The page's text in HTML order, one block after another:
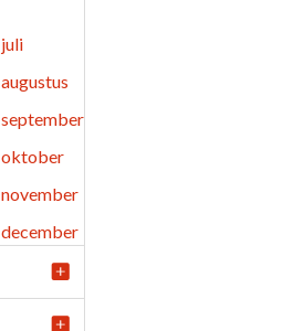
juli
augustus
september
oktober
november
december